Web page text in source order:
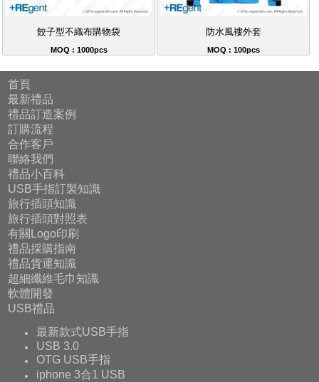
餃子型不織布購物袋
MOQ : 1000pcs
防水風褸外套
MOQ : 100pcs
首頁
最新禮品
禮品訂造案例
訂購流程
合作客戶
聯絡我們
禮品小百科
USB手指訂製知識
旅行插頭知識
旅行插頭對照表
有關Logo印刷
禮品採購指南
禮品貨運知識
超細纖維毛巾知識
軟體開發
USB禮品
最新款式USB手指
USB 3.0
OTG USB手指
iphone 3合1 USB